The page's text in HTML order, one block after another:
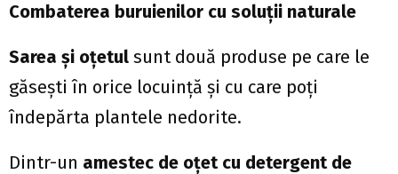
Combaterea buruienilor cu soluții naturale
Sarea și oțetul sunt două produse pe care le
găsești în orice locuință și cu care poți
îndepărta plantele nedorite.
Dintr-un amestec de oțet cu detergent de